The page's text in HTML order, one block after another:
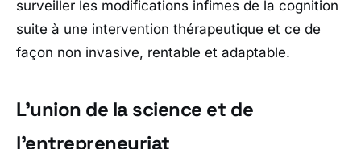
surveiller les modifications infimes de la cognition
suite à une intervention thérapeutique et ce de
façon non invasive, rentable et adaptable.
L’union de la science et de
l’entrepreneuriat